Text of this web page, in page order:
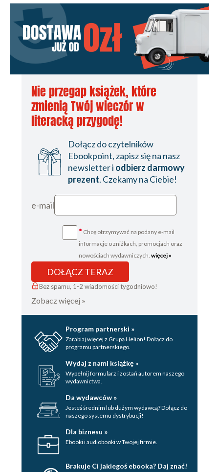
Nie przegap książek, które
zmienią Twój wieczór w
literacką przygodę!
Dołącz do czytelników
Ebookpoint, zapisz się na nasz
newsletter i odbierz darmowy
prezent. Czekamy na Ciebie!
e-mail
* Chcę otrzymywać na podany e-mail
informacje o zniżkach, promocjach oraz
nowościach wydawniczych. więcej »
DOŁĄCZ TERAZ
Bez spamu, 1-2 wiadomości tygodniowo!
Zobacz więcej »
Program partnerski »
Zarabiaj więcej z Grupą Helion! Dołącz do
programu partnerskiego.
Wydaj z nami książkę »
Wypełnij formularz i zostań autorem naszego
wydawnictwa.
Da wydawców »
Jesteś średnim lub dużym wydawcą? Dołącz do
naszego systemu dystrybucji!
Dla biznesu »
Ebooki i audiobooki w Twojej firmie.
Brakuje Ci jakiegoś ebooka? Daj znać!